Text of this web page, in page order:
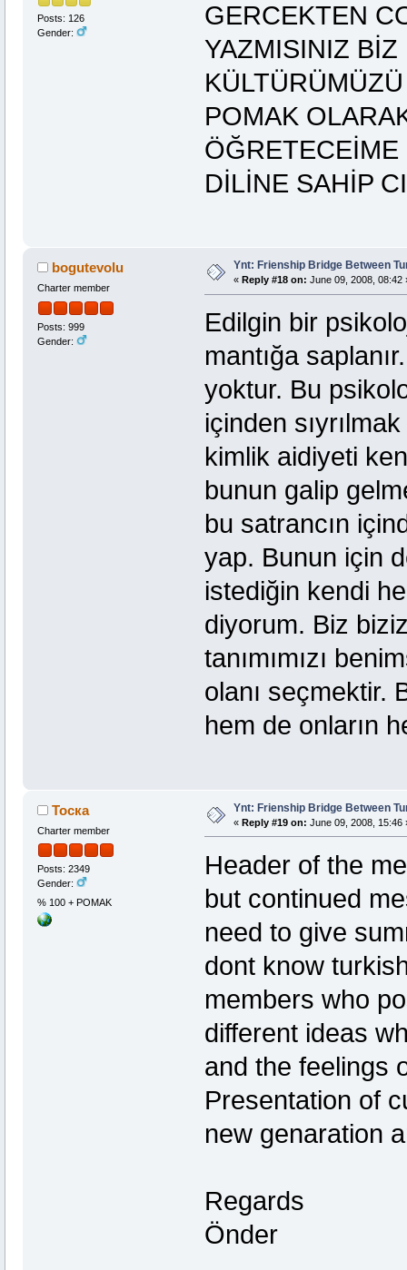
Posts: 126
Gender:
GERCEKTEN
YAZMISINIZ
POMAK
DİLİNE SAHİP
bogutevolu
Charter member
Posts: 999
Gender:
Ynt: Frienship Bridge Between
« Reply #18 on: June 09, 2008, 08:42
Edilgin bir
mantığa
yoktur. Bu
içinden
kimlik aidiyeti
bunun galip
bu satrancın
yap. Bunun için
istediğin kendi
diyorum. Biz
tanımımızı
olanı seçmektir.
hem de onların
Тоска
Charter member
Posts: 2349
Gender:
% 100 + POMAK
Ynt: Frienship Bridge Between
« Reply #19 on: June 09, 2008, 15:46
Header of the
but continued
need to give
dont know
members who
different ideas
and the feelings
Presentation of
new genaration
Regards
Önder